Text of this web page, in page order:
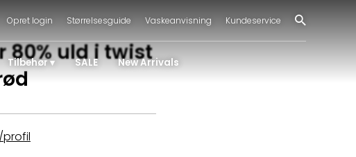
Opret login Størrelsesguide Vaskeanvisning Kundeservice
Tilbehør SALE New Arrivals
80% uld i twist